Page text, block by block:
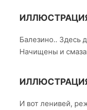
Балезино.. Здесь
Начищены и
И вот ленивей,